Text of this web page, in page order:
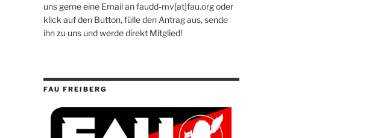
uns gerne eine Email an faudd-mv[at]fau.org oder
klick auf den Button, fülle den Antrag aus, sende
ihn zu uns und werde direkt Mitglied!
FAU FREIBERG